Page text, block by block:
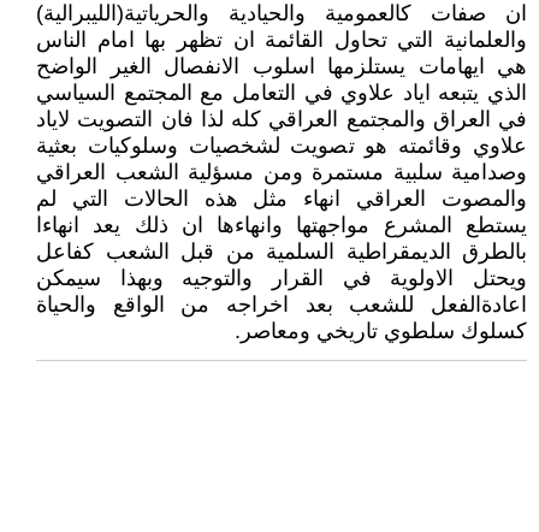
ان صفات كالعمومية والحيادية والحرياتية(الليبرالية)
والعلمانية التي تحاول القائمة ان تظهر بها امام الناس
هي ايهامات يستلزمها اسلوب الانفصال الغير الواضح
الذي يتبعه اياد علاوي في التعامل مع المجتمع السياسي
في العراق والمجتمع العراقي كله لذا فان التصويت لاياد
علاوي وقائمته هو تصويت لشخصيات وسلوكيات بعثية
وصدامية سلبية مستمرة ومن مسؤلية الشعب العراقي
والمصوت العراقي انهاء مثل هذه الحالات التي لم
يستطع المشرع مواجهتها وانهاءها ان ذلك يعد انهاءا
بالطرق الديمقراطية السلمية من قبل الشعب كفاعل
ويحتل الاولوية في القرار والتوجيه وبهذا سيمكن
اعادةالفعل للشعب بعد اخراجه من الواقع والحياة
كسلوك سلطوي تاريخي ومعاصر.